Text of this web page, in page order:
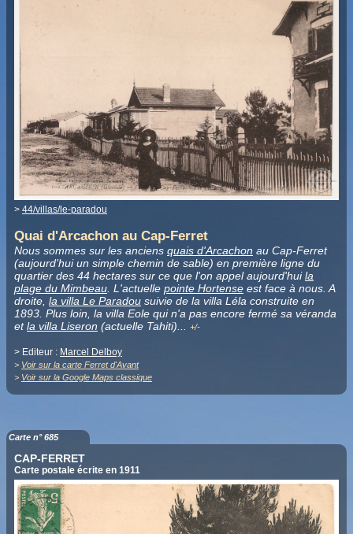
> 44/villas/le-paradou
Quai d'Arcachon au Cap-Ferret
Nous sommes sur les anciens quais d'Arcachon au Cap-Ferret
(aujourd'hui un simple chemin de sable) en première ligne du
quartier des 44 hectares sur ce que l'on appel aujourd'huila
plage du Mimbeau . L'actuelle pointe Hortense est face à nous. A
droite, la villa Le Paradou suivie de la villa Léla construite en
1893. Plus loin, la villa Eole qui n'a pas encore fermé sa véranda
etla villa Liseron (actuelle Tahiti). +/-
> Editeur : Marcel Delboy
> Voir sur la carte Ferret d'Avant
> Voir sur la Google Maps classique
Carte n° 685
CAP-FERRET
Carte postale écrite en 1911